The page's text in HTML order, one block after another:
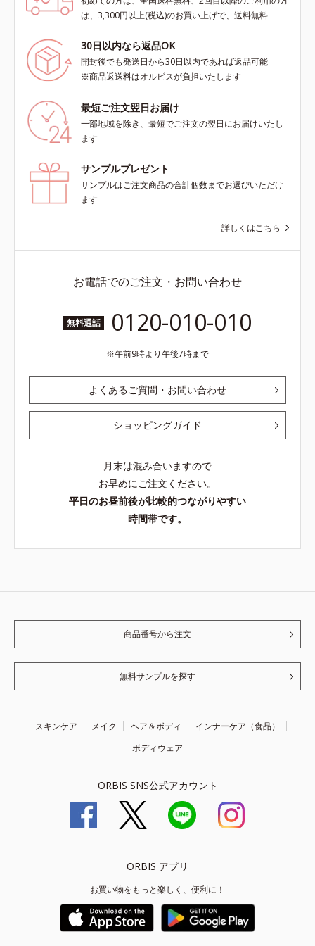
は、3,300円以上(税込)のお買い上げで、送料無料
30日以内なら返品OK
開封後でも発送日から30日以内であれば返品可能
※商品返送料はオルビスが負担いたします
最短ご注文翌日お届け
一部地域を除き、最短でご注文の翌日にお届けいたし
ます
サンプルプレゼント
サンプルはご注文商品の合計個数までお選びいただけ
ます
詳しくはこちら
お電話でのご注文・お問い合わせ
無料通話 0120-010-010
午前9時より午後7時まで
よくあるご質問・お問い合わせ
ショッピングガイド
月末は混み合いますので
お早めにご注文ください。
平日のお昼前後が比較的つながりやすい
時間帯です。
商品番号から注文
無料サンプルを探す
スキンケア メイク ヘア＆ボディ
インナーケア（食品）
ボディウェア
ORBIS SNS公式アカウント
ORBIS アプリ
お買い物をもっと楽しく、便利に！